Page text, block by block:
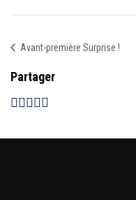
Avant-première Surprise !
Partager